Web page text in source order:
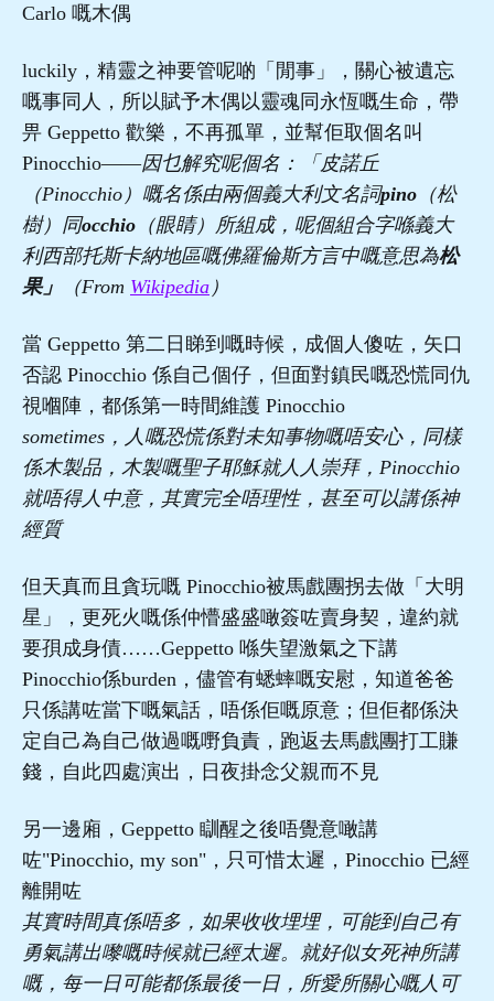
Carlo 嘅木偶
luckily，精靈之神要管呢啲「閒事」，關心被遺忘
嘅事同人，所以賦予木偶以靈魂同永恆嘅生命，帶
畀 Geppetto 歡樂，不再孤單，並幫佢取個名叫
Pinocchio——因乜解究呢個名：「皮諾丘
（Pinocchio）嘅名係由兩個義大利文名詞pino （松
樹）同occhio （眼睛）所組成，呢個組合字喺義大
利西部托斯卡納地區嘅佛羅倫斯方言中嘅意思為松
果」
（From Wikipedia ）
當 Geppetto 第二日睇到嘅時候，成個人傻咗，矢口
否認 Pinocchio 係自己個仔，但面對鎮民嘅恐慌同仇
視嗰陣，都係第一時間維護 Pinocchio
sometimes，人嘅恐慌係對未知事物嘅唔安心，同樣
係木製品，木製嘅聖子耶穌就人人崇拜，Pinocchio
就唔得人中意，其實完全唔理性，甚至可以講係神
經質
但天真而且貪玩嘅 Pinocchio被馬戲團拐去做「大明
星」，更死火嘅係仲懵盛盛噉簽咗賣身契，違約就
要孭成身債……Geppetto 喺失望激氣之下講
Pinocchio係burden，儘管有蟋蟀嘅安慰，知道爸爸
只係講咗當下嘅氣話，唔係佢嘅原意；但佢都係決
定自己為自己做過嘅嘢負責，跑返去馬戲團打工賺
錢，自此四處演出，日夜掛念父親而不見
另一邊廂，Geppetto 瞓醒之後唔覺意噉講
咗"Pinocchio, my son"，只可惜太遲，Pinocchio 已經
離開咗
其實時間真係唔多，如果收收埋埋，可能到自己有
勇氣講出嚟嘅時候就已經太遲。就好似女死神所講
嘅，每一日可能都係最後一日，所愛所關心嘅人可